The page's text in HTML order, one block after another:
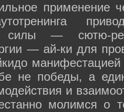
применение
силы — сютю-
— ай-ки для
не победы, а
и
молимся о